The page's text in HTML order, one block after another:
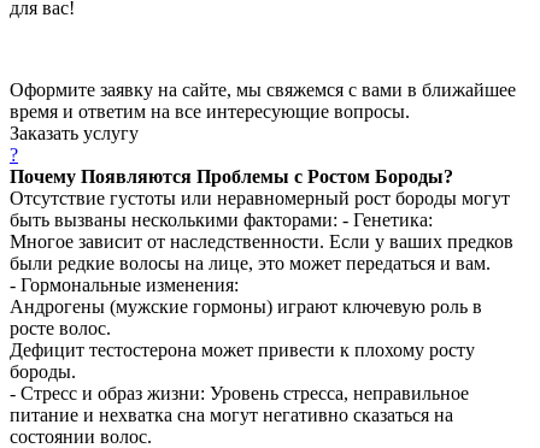
для вас!
Оформите заявку на сайте, мы свяжемся с вами в ближайшее
время и ответим на все интересующие вопросы.
Заказать услугу
?
Почему Появляются Проблемы с Ростом Бороды?
Отсутствие густоты или неравномерный рост бороды могут
быть вызваны несколькими факторами: - Генетика:
Многое зависит от наследственности. Если у ваших предков
были редкие волосы на лице, это может передаться и вам.
- Гормональные изменения:
Андрогены (мужские гормоны) играют ключевую роль в
росте волос.
Дефицит тестостерона может привести к плохому росту
бороды.
- Стресс и образ жизни: Уровень стресса, неправильное
питание и нехватка сна могут негативно сказаться на
состоянии волос.